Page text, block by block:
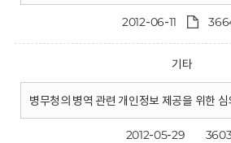
2012-06-11
기타
병무청의 병역 관련 개인정보 제공을 위한 심
2012-05-29